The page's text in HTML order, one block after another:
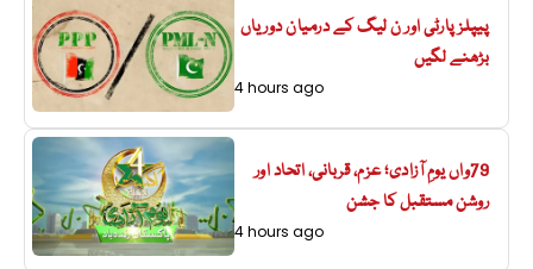
پیپلزپارٹی اور ن لیگ کے درمیان دوریاں
بڑھنے لگیں
4 hours ago
79واں یومِ آزادی؛ عزم، قربانی، اتحاد اور
روشن مستقبل کا جشن
4 hours ago